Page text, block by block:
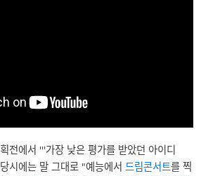
전에서 '''가장 낮은 평가를 받았던 아이디
시에는 말 그대로 "예능에서 드림콘서트를 찍